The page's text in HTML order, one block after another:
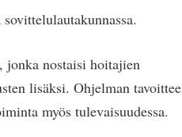
jonka nostaisi hoitajien
lisäksi. Ohjelman
myös tulevaisuudessa.